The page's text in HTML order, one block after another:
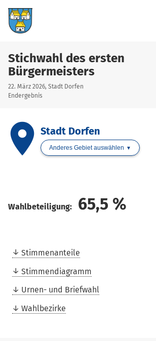
Stichwahl des ersten
Bürgermeisters
22. März 2026, Stadt Dorfen
Endergebnis
placeStadt Dorfen
Anderes Gebiet auswählen
Wahlbeteiligung: 65,5 %
Stimmenanteile
Stimmendiagramm
Urnen- und Briefwahl
Wahlbezirke